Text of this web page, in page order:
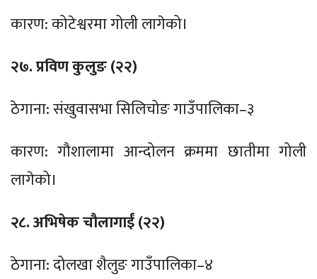
कारण: कोटेश्वरमा गोली लागेको।
२७. प्रविण कुलुङ (२२)
ठेगाना: संखुवासभा सिलिचोङ गाउँपालिका–३
कारण: गौशालामा आन्दोलन क्रममा छातीमा गोली
लागेको।
२८. अभिषेक चौलागाईं (२२)
ठेगाना: दोलखा शैलुङ गाउँपालिका–४